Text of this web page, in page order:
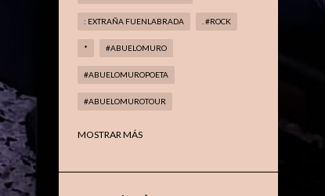
: EXTRAÑA FUENLABRADA . #ROCK
* #ABUELOMURO
#ABUELOMUROPOETA
#ABUELOMUROTOUR
#ABUELOMUROTROVADOR
MOSTRAR MÁS